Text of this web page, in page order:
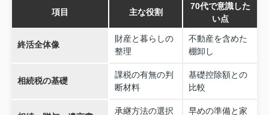
項目 主な役割
70代で意識した
い点
終活全体像
財産と暮らしの
整理
不動産を含めた
棚卸し
相続税の基礎
課税の有無の判
断材料
基礎控除額との
比較
承継方法の選択 早めの準備と家